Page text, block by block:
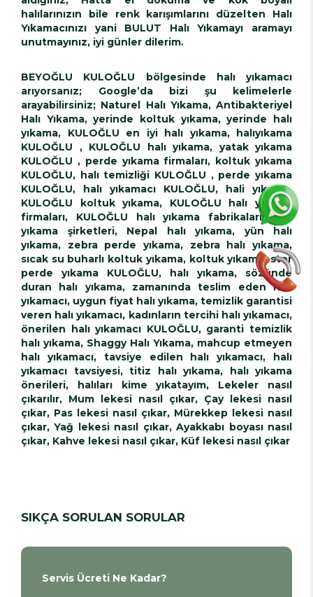
halılarınızın bile renk karışımlarını düzelten Halı
Yıkamacınızı yani BULUT Halı Yıkamayı aramayı
unutmayınız, iyi günler dilerim.
BEYOĞLU KULOĞLU bölgesinde halı yıkamacı
arıyorsanız; Google’da bizi şu kelimelerle
arayabilirsiniz; Naturel Halı Yıkama, Antibakteriyel
Halı Yıkama, yerinde koltuk yıkama, yerinde halı
yıkama, KULOĞLU en iyi halı yıkama, halıyıkama
KULOĞLU , KULOĞLU halı yıkama, yatak yıkama
KULOĞLU , perde yıkama firmaları, koltuk yıkama
KULOĞLU, halı temizliği KULOĞLU , perde yıkama
KULOĞLU, halı yıkamacı KULOĞLU, hali yıkama,
KULOĞLU koltuk yıkama, KULOĞLU halı yıkama
firmaları, KULOĞLU halı yıkama fabrikaları, halı
yıkama şirketleri, Nepal halı yıkama, yün halı
yıkama, zebra perde yıkama, zebra halı yıkama,
sıcak su buharlı koltuk yıkama, koltuk yıkama, stor
perde yıkama KULOĞLU, halı yıkama, sözünde
duran halı yıkama, zamanında teslim eden halı
yıkamacı, uygun fiyat halı yıkama, temizlik garantisi
veren halı yıkamacı, kadınların tercihi halı yıkamacı,
önerilen halı yıkamacı KULOĞLU, garanti temizlik
halı yıkama, Shaggy Halı Yıkama, mahcup etmeyen
halı yıkamacı, tavsiye edilen halı yıkamacı, halı
yıkamacı tavsiyesi, titiz halı yıkama, halı yıkama
önerileri, halıları kime yıkatayım, Lekeler nasıl
çıkarılır, Mum lekesi nasıl çıkar, Çay lekesi nasıl
çıkar, Pas lekesi nasıl çıkar, Mürekkep lekesi nasıl
çıkar, Yağ lekesi nasıl çıkar, Ayakkabı boyası nasıl
çıkar, Kahve lekesi nasıl çıkar, Küf lekesi nasıl çıkar
SIKÇA SORULAN SORULAR
Servis Ücreti Ne Kadar?